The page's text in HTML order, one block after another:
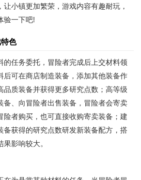
让小镇更加繁荣，游戏内容有趣耐玩，
验一下吧!
色
的任务委托，冒险者完成后上交材料领
后可在商店制造装备，添加其他装备作
品质装备并获得更多研究点数；高等级
备、向冒险者出售装备，冒险者会寄卖
险者购买，也可直接收购寄卖装备；建
备获得的研究点数研发新装备配方，搭
影响较大。